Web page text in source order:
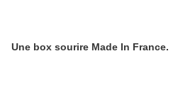
Une box sourire Made In France.